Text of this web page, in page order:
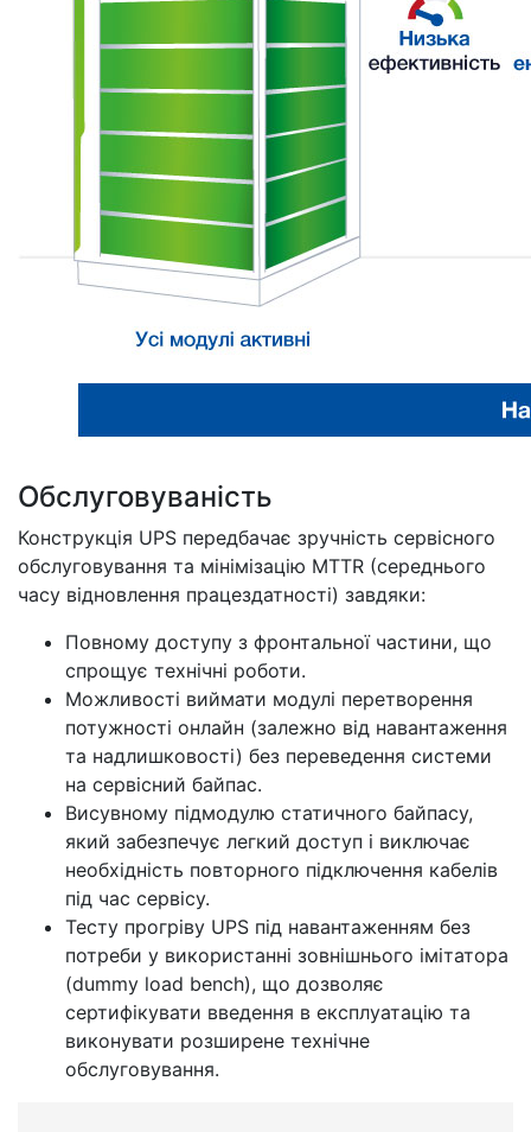
Обслуговуваність
Конструкція UPS передбачає зручність сервісного
обслуговування та мінімізацію MTTR (середнього
часу відновлення працездатності) завдяки:
Повному доступу з фронтальної частини, що
спрощує технічні роботи.
Можливості виймати модулі перетворення
потужності онлайн (залежно від навантаження
та надлишковості) без переведення системи
на сервісний байпас.
Висувному підмодулю статичного байпасу,
який забезпечує легкий доступ і виключає
необхідність повторного підключення кабелів
під час сервісу.
Тесту прогріву UPS під навантаженням без
потреби у використанні зовнішнього імітатора
(dummy load bench), що дозволяє
сертифікувати введення в експлуатацію та
виконувати розширене технічне
обслуговування.